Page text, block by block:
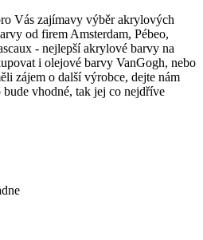
Vás zajímavy výběr akrylových
od firem Amsterdam, Pébeo,
- nejlepší akrylové barvy na
i olejové barvy VanGogh, nebo
zájem o další výrobce, dejte nám
vhodné, tak jej co nejdříve